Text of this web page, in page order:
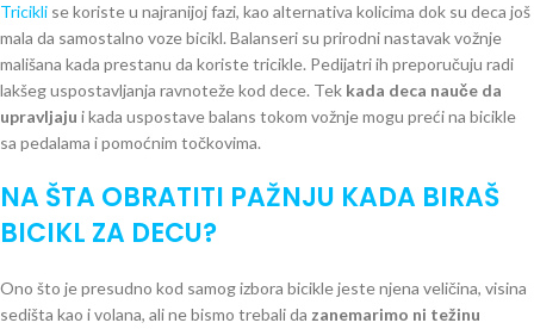
Tricikli se koriste u najranijoj fazi, kao alternativa kolicima dok su deca još
mala da samostalno voze bicikl. Balanseri su prirodni nastavak vožnje
mališana kada prestanu da koriste tricikle. Pedijatri ih preporučuju radi
lakšeg uspostavljanja ravnoteže kod dece. Tek kada deca nauče da
upravljaju i kada uspostave balans tokom vožnje mogu preći na bicikle
sa pedalama i pomoćnim točkovima.
NA ŠTA OBRATITI PAŽNJU KADA BIRAŠ
BICIKL ZA DECU?
Ono što je presudno kod samog izbora bicikle jeste njena veličina, visina
sedišta kao i volana, ali ne bismo trebali da zanemarimo ni težinu